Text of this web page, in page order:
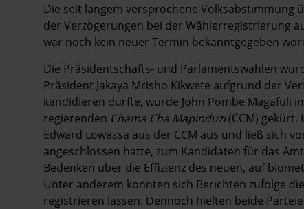
Die seit langem versprochene Volksabstimmung
der Verzögerungen bei der Wählerregistrierung
war noch kein neuer Termin bekanntgegeben
Die Präsidentschafts- und Parlamentswahlen
Präsident Jakaya Mrisho Kikwete aufgrund der
kandidieren durfte, wurde John Pombe Magafuli
regierenden Chama Cha Mapinduzi(CCM) gekürt.
Edward Lowassa aus der CCM aus und ließ sich
angeschlossen hatte, zum Kandidaten für das
Bedenken über die Effizienz des neuen, auf
Unter anderem konnten sich Berichten zufolge
registrieren lassen. Dennoch hielten beide